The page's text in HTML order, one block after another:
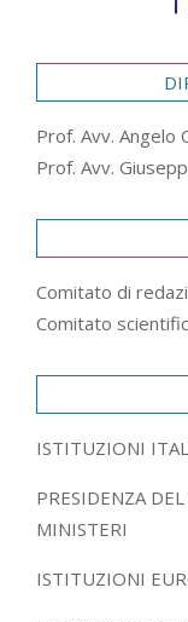
Prof. Avv. Angelo
Prof. Avv.
Comitato di
Comitato
ISTITUZIONI
PRESIDENZA
MINISTERI
ISTITUZIONI